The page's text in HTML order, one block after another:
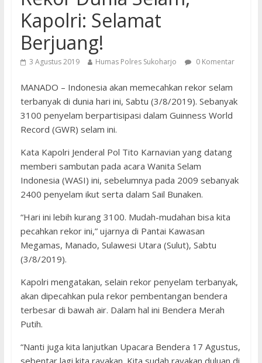
Kapolri: Selamat
Berjuang!
3 Agustus 2019 Humas Polres Sukoharjo 0 Komentar
MANADO – Indonesia akan memecahkan rekor selam
terbanyak di dunia hari ini, Sabtu (3/8/2019). Sebanyak
3100 penyelam berpartisipasi dalam Guinness World
Record (GWR) selam ini.
Kata Kapolri Jenderal Pol Tito Karnavian yang datang
memberi sambutan pada acara Wanita Selam
Indonesia (WASI) ini, sebelumnya pada 2009 sebanyak
2400 penyelam ikut serta dalam Sail Bunaken.
“Hari ini lebih kurang 3100. Mudah-mudahan bisa kita
pecahkan rekor ini,” ujarnya di Pantai Kawasan
Megamas, Manado, Sulawesi Utara (Sulut), Sabtu
(3/8/2019).
Kapolri mengatakan, selain rekor penyelam terbanyak,
akan dipecahkan pula rekor pembentangan bendera
terbesar di bawah air. Dalam hal ini Bendera Merah
Putih.
“Nanti juga kita lanjutkan Upacara Bendera 17 Agustus,